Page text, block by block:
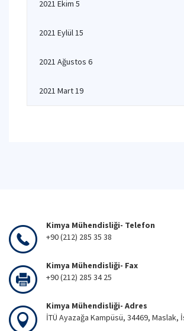
2021 Ekim 5
2021 Eylül 15
2021 Ağustos 6
2021 Mart 19
Kimya Mühendisliği- Telefon
+90 (212) 285 35 38
Kimya Mühendisliği- Fax
+90 (212) 285 34 25
Kimya Mühendisliği- Adres
İTÜ Ayazağa Kampüsü, 34469, Maslak,